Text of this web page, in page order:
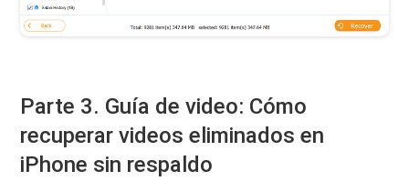
Parte 3. Guía de video: Cómo
recuperar videos eliminados en
iPhone sin respaldo